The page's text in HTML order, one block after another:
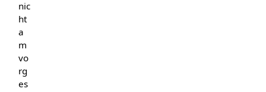
nic
ht
a
m
vo
rg
es